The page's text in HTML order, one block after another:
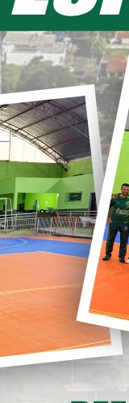
DE KART